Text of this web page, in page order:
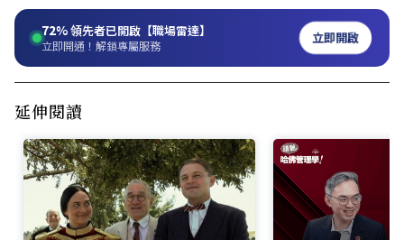
72%領先者已開啟【職場雷達】
立即開通！解鎖專屬服務 立即開啟
延伸閱讀